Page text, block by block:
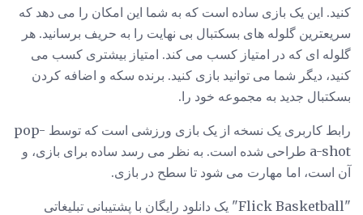
کنید. این یک بازی ساده است که به شما این امکان را می دهد که
سریعترین گلوله های بسکتبال بی نهایت را به حریف برسانید. هر
گلوله ای که در امتیاز کسب می کند. امتیاز بیشتری کسب می
کنید، دیگر شما می توانید بازی کنید. برنده سکه و اضافه کردن
بسکتبال جدید به مجموعه خود را.
رابط کاربری یک نسخه از یک بازی ورزشی است که توسط pop-
a-shot طراحی شده است. به نظر می رسد ساده برای بازی، و
آن است، اما مهارت می شود تا سطح در بازی.
"Flick Basketball" یک دانلود رایگان با پشتیبانی تبلیغاتی